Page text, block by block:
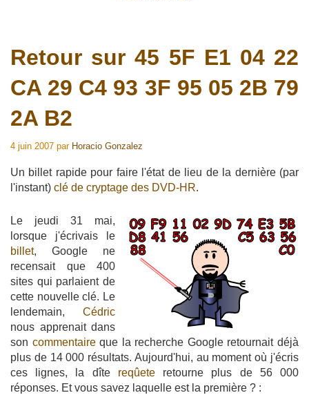
Retour sur 45 5F E1 04 22
CA 29 C4 93 3F 95 05 2B 79
2A B2
4 juin 2007 par Horacio Gonzalez
Un billet rapide pour faire l'état de lieu de la dernière (par
l'instant) clé de cryptage des DVD-HR.
Le jeudi 31 mai,
lorsque j'écrivais le
billet, Google ne
recensait que 400
sites qui parlaient de
cette nouvelle clé. Le
lendemain, Cédric
nous apprenait dans
son commentaireque la recherche Google retournait déjà
plus de 14 000 résultats. Aujourd'hui, au moment où j'écris
ces lignes, la dîte reqûeteretourne plus de 56 000
réponses. Et vous savez laquelle est la première ? :